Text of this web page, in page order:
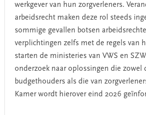
werkgever van hun zorgverleners.
arbeidsrecht maken deze rol steeds
sommige gevallen botsen
verplichtingen zelfs met de regels van
starten de ministeries van VWS en
onderzoek naar oplossingen die zowel
budgethouders als die van
Kamer wordt hierover eind 2026